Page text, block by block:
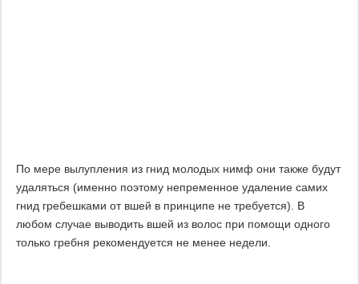
По мере вылупления из гнид молодых нимф они также будут
удаляться (именно поэтому непременное удаление самих
гнид гребешками от вшей в принципе не требуется). В
любом случае выводить вшей из волос при помощи одного
только гребня рекомендуется не менее недели.